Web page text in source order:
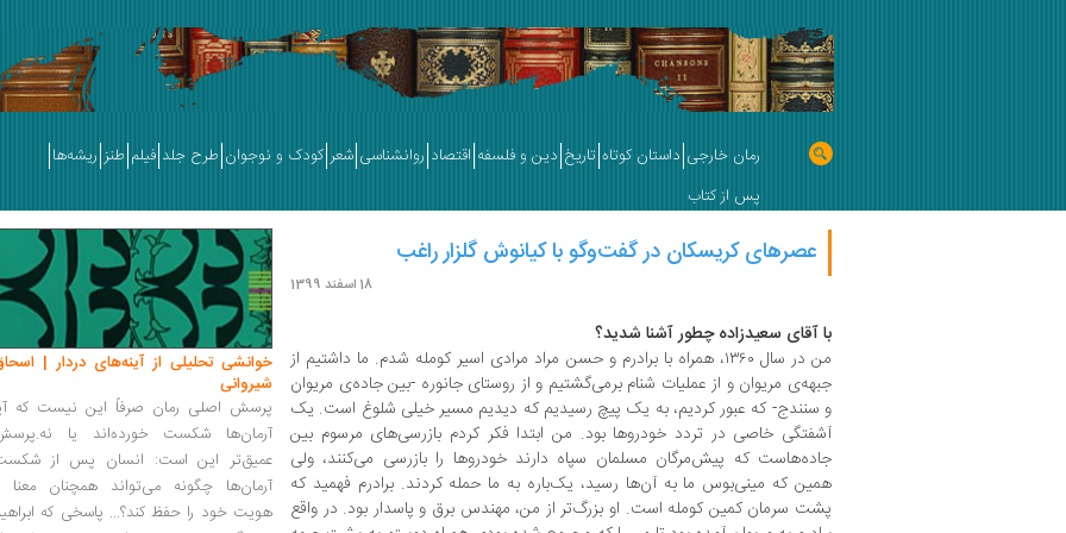
رمان خارجی داستان کوتاه تاریخ دین و فلسفه اقتصاد روانشناسی شعر کودک و نوجوان طرح جلد فیلم طنز ریشه‌ها
پس از کتاب
عصرهای کریسکان در گفت‌وگو با کیانوش گلزار راغب
18 اسفند 1399
با آقای سعیدزاده چطور آشنا شدید؟
من در سال ۱۳۶۰، همراه با برادرم و حسن‌ مراد مرادی اسیر کومله شدم. ما داشتیم از
جبهه‌ی مریوان و از عملیات شنام برمی‌گشتیم و از روستای جانوره -بین جاده‌ی مریوان
و سنندج- که عبور کردیم، به یک پیچ رسیدیم که دیدیم مسیر خیلی شلوغ است. یک
آشفتگی خاصی در تردد خودروها بود. من ابتدا فکر کردم بازرسی‌های مرسوم بین
جاده‌هاست که پیش‌مرگان مسلمان سپاه دارند خودروها را بازرسی می‌کنند، ولی
همین که مینی‌بوس ما به آن‌ها رسید، یک‌باره به ما حمله کردند. برادرم فهمید که
پشت سرمان کمین کومله است. او بزرگ‌تر از من، مهندس برق و پاسدار بود. در واقع
خوانشی تحلیلی از آینه‌های دردار |
شیروانی
پرسش اصلی رمان صرفاً این نیست که
آرمان‌ها شکست خورده‌اند یا
عمیق‌تر این است: انسان پس از
آرمان‌ها چگونه می‌تواند همچنان معنا
هویت خود را حفظ کند؟... پاسخی که